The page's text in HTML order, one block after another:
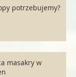
potrzebujemy?
masakry w